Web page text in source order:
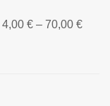
4,00 € – 70,00 €